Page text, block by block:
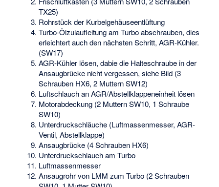
TX25)
Rohrstück der Kurbelgehäuseentlüftung
Turbo-Ölzulaufleitung am Turbo abschrauben, dies
erleichtert auch den nächsten Schritt, AGR-Kühler.
(SW17)
AGR-Kühler lösen, dabie die Halteschraube in der
Ansaugbrücke nicht vergessen, siehe Bild (3
Schrauben HX6, 2 Muttern SW12)
Luftschlauch an AGR/Abstellklappeneinheit lösen
Motorabdeckung (2 Muttern SW10, 1 Schraube
SW10)
Unterdruckschläuche (Luftmassenmesser, AGR-
Ventil, Abstellklappe)
Ansaugbrücke (4 Schrauben HX6)
Unterdruckschlauch am Turbo
Luftmassenmesser
Ansaugrohr von LMM zum Turbo (2 Schrauben